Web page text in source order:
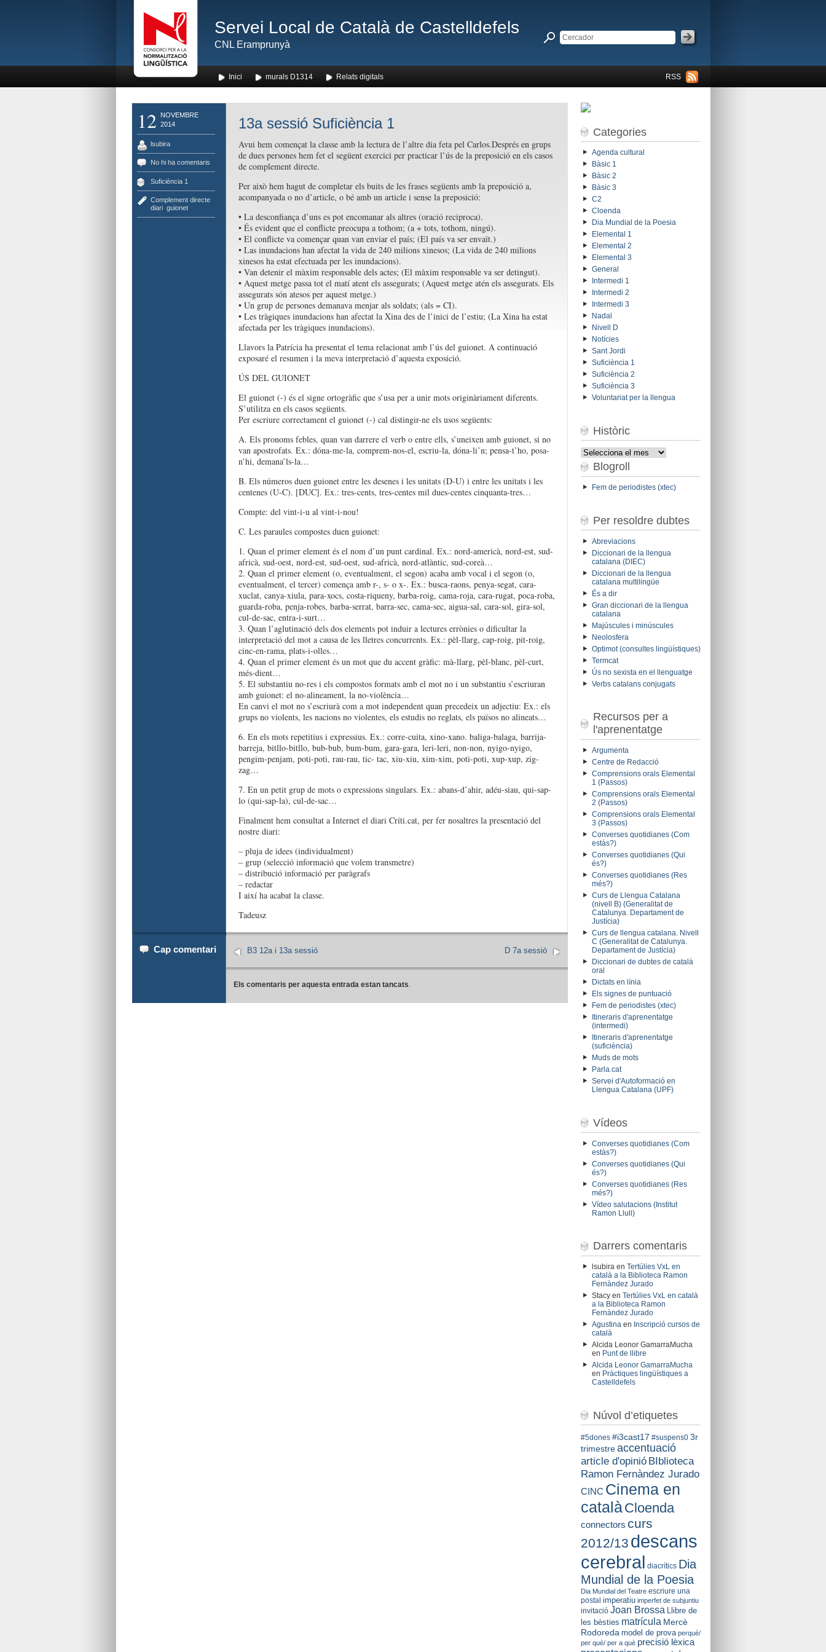
Servei Local de Català de Castelldefels
CNL Eramprunyà
RSS
Inici murals D1314 Relats digitals
12
NOVEMBRE
2014
lsubira
No hi ha comentaris
Suficiència 1
Complement directe,
diari, guionet
13a sessió Suficiència 1
Avui hem començat la classe amb la lectura de l’altre dia feta pel Carlos.Després en grups
de dues persones hem fet el següent exercici per practicar l’ús de la preposició en els casos
de complement directe.
Per això hem hagut de completar els buits de les frases següents amb la preposició a,
acompanyada o no d’article, o bé amb un article i sense la preposició:
• La desconfiança d’uns es pot encomanar als altres (oració reciproca).
• És evident que el conflicte preocupa a tothom; (a + tots, tothom, ningú).
• El conflicte va començar quan van enviar el país; (El país va ser envaït.)
• Las inundacions han afectat la vida de 240 milions xinesos; (La vida de 240 milions
xinesos ha estat efectuada per les inundacions).
• Van detenir el màxim responsable dels actes; (El màxim responsable va ser detingut).
• Aquest metge passa tot el matí atent els assegurats; (Aquest metge atén els assegurats. Els
assegurats són atesos per aquest metge.)
• Un grup de persones demanava menjar als soldats; (als = CI).
• Les tràgiques inundacions han afectat la Xina des de l’inici de l’estiu; (La Xina ha estat
afectada per les tràgiques inundacions).
Llavors la Patrícia ha presentat el tema relacionat amb l’ús del guionet. A continuació
exposaré el resumen i la meva interpretació d’aquesta exposició.
ÚS DEL GUIONET
El guionet (-) és el signe ortogràfic que s’usa per a unir mots originàriament diferents.
S’utilitza en els casos següents.
Per escriure correctament el guionet (-) cal distingir-ne els usos següents:
A. Els pronoms febles, quan van darrere el verb o entre ells, s’uneixen amb guionet, si no
van apostrofats. Ex.: dóna-me-la, comprem-nos-el, escriu-la, dóna-li’n; pensa-t’ho, posa-
n’hi, demana’ls-la…
B. Els números duen guionet entre les desenes i les unitats (D-U) i entre les unitats i les
centenes (U-C). [DUC]. Ex.: tres-cents, tres-centes mil dues-centes cinquanta-tres…
Compte: del vint-i-u al vint-i-nou!
C. Les paraules compostes duen guionet:
1. Quan el primer element és el nom d’un punt cardinal. Ex.: nord-americà, nord-est, sud-
africà, sud-oest, nord-est, sud-oest, sud-africà, nord-atlàntic, sud-coreà…
2. Quan el primer element (o, eventualment, el segon) acaba amb vocal i el segon (o,
eventualment, el tercer) comença amb r-, s- o x-. Ex.: busca-raons, penya-segat, cara-
xuclat, canya-xiula, para-xocs, costa-riqueny, barba-roig, cama-roja, cara-rugat, poca-roba,
guarda-roba, penja-robes, barba-serrat, barra-sec, cama-sec, aigua-sal, cara-sol, gira-sol,
cul-de-sac, entra-i-surt…
3. Quan l’aglutinació dels dos elements pot induir a lectures errònies o dificultar la
interpretació del mot a causa de les lletres concurrents. Ex.: pèl-llarg, cap-roig, pit-roig,
cinc-en-rama, plats-i-olles…
4. Quan el primer element és un mot que du accent gràfic: mà-llarg, pèl-blanc, pèl-curt,
més-dient…
5. El substantiu no-res i els compostos formats amb el mot no i un substantiu s’escriuran
amb guionet: el no-alineament, la no-violència…
En canvi el mot no s’escriurà com a mot independent quan precedeix un adjectiu: Ex.: els
grups no violents, les nacions no violentes, els estudis no reglats, els països no alineats…
6. En els mots repetitius i expressius. Ex.: corre-cuita, xino-xano. baliga-balaga, barrija-
barreja, bitllo-bitllo, bub-bub, bum-bum, gara-gara, leri-leri, non-non, nyigo-nyigo,
pengim-penjam, poti-poti, rau-rau, tic- tac, xiu-xiu, xim-xim, poti-poti, xup-xup, zig-
zag…
7. En un petit grup de mots o expressions singulars. Ex.: abans-d’ahir, adéu-siau, qui-sap-
lo (qui-sap-la), cul-de-sac…
Finalment hem consultat a Internet el diari Críti.cat, per fer nosaltres la presentació del
nostre diari:
– pluja de idees (individualment)
– grup (selecció informació que volem transmetre)
– distribució informació per paràgrafs
– redactar
I així ha acabat la classe.
Tadeusz
Cap comentari D 7a sessió
B3 12a i 13a sessió
Els comentaris per aquesta entrada estan tancats.
Categories
Agenda cultural
Bàsic 1
Bàsic 2
Bàsic 3
C2
Cloenda
Dia Mundial de la Poesia
Elemental 1
Elemental 2
Elemental 3
General
Intermedi 1
Intermedi 2
Intermedi 3
Nadal
Nivell D
Notícies
Sant Jordi
Suficiència 1
Suficiència 2
Suficiència 3
Voluntariat per la llengua
Històric
Històric
Blogroll
Fem de periodistes (xtec)
Per resoldre dubtes
Abreviacions
Diccionari de la llengua
catalana (DIEC)
Diccionari de la llengua
catalana multilingüe
És a dir
Gran diccionari de la llengua
catalana
Majúscules i minúscules
Neolosfera
Optimot (consultes lingüístiques)
Termcat
Ús no sexista en el llenguatge
Verbs catalans conjugats
Recursos per a
l'aprenentatge
Argumenta
Centre de Redacció
Comprensions orals Elemental
1 (Passos)
Comprensions orals Elemental
2 (Passos)
Comprensions orals Elemental
3 (Passos)
Converses quotidianes (Com
estàs?)
Converses quotidianes (Qui
és?)
Converses quotidianes (Res
més?)
Curs de Llengua Catalana
(nivell B) (Generalitat de
Catalunya. Departament de
Justícia)
Curs de llengua catalana. Nivell
C (Generalitat de Catalunya.
Departament de Justícia)
Diccionari de dubtes de català
oral
Dictats en línia
Els signes de puntuació
Fem de periodistes (xtec)
Itineraris d'aprenentatge
(intermedi)
Itineraris d'aprenentatge
(suficiència)
Muds de mots
Parla.cat
Servei d'Autoformació en
Llengua Catalana (UPF)
Vídeos
Converses quotidianes (Com
estàs?)
Converses quotidianes (Qui
és?)
Converses quotidianes (Res
més?)
Vídeo salutacions (Institut
Ramon Llull)
Darrers comentaris
lsubiraen Tertúlies VxL en
català a la Biblioteca Ramon
Fernàndez Jurado
Stacyen Tertúlies VxL en català
a la Biblioteca Ramon
Fernàndez Jurado
Agustinaen Inscripció cursos de
català
Alcida Leonor GamarraMucha
en Punt de llibre
Alcida Leonor GamarraMucha
en Pràctiques lingüístiques a
Castelldefels
Núvol d’etiquetes
#5dones #i3cast17 #suspens0 3r
trimestre accentuació
article d'opinió BIblioteca
Ramon Fernàndez Jurado
CINC Cinema en
catalàCloenda
connectors curs
2012/13 descans
cerebral diacrítics Dia
Mundial de la Poesia
Dia Mundial del Teatre escriure una
postal imperatiu imperfet de subjuntiu
invitació Joan Brossa
Llibre de
les bèsties matrícula Mercè
Rodoreda model de prova perquè/
per què/ per a què precisió lèxica